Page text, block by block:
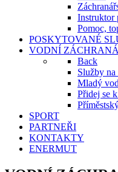
Instruktor
Pomoc,
POSKYTOVANÉ
VODNÍ
Back
Služby na
Mladý
Přidej se
SPORT
PARTNEŘI
KONTAKTY
ENERMUT